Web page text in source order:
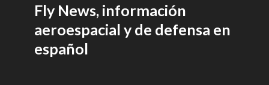
Fly News, información
aeroespacial y de defensa en
español